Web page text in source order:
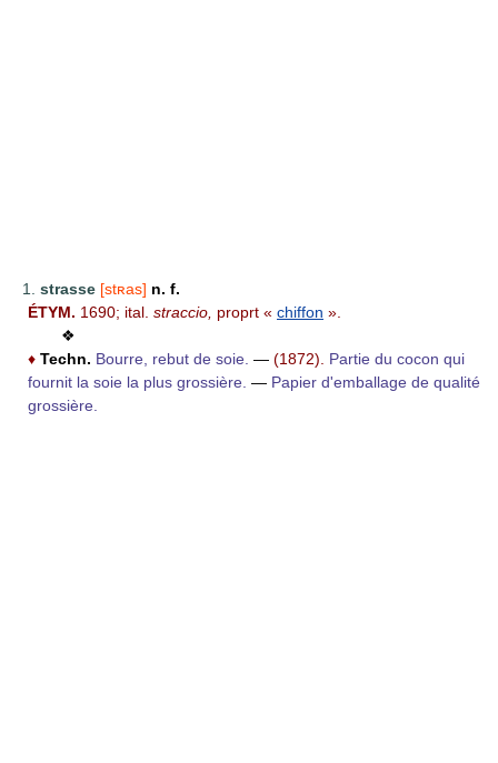
1. strasse [stʀas] n. f.
ÉTYM. 1690; ital. straccio, proprt « chiffon ».
❖
♦ Techn. Bourre, rebut de soie. — (1872). Partie du cocon qui
fournit la soie la plus grossière. — Papier d'emballage de qualité
grossière.